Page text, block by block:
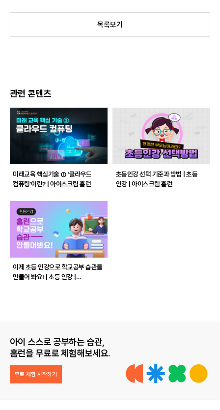
목록보기
관련 콘텐츠
미래교육 핵심기술 ③ ‘클라우드
컴퓨팅’이란? | 아이스크림 홈런
초등인강 선택 기준과 방법 | 초등
인강 | 아이스크림 홈런
이제 초등 인강으로 학교공부 습관을
만들어 봐요! | 초등 인강 |
아이 스스로 공부하는 습관,
홈런을 무료로 체험해보세요.
무료 체험 시작하기